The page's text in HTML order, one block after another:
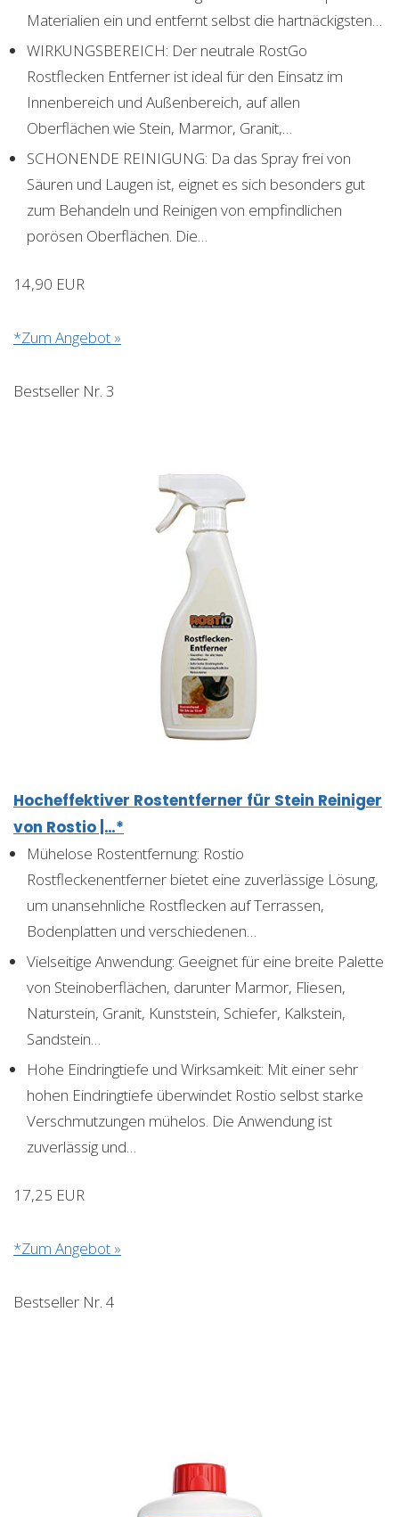
Materialien ein und entfernt selbst die hartnäckigsten…
WIRKUNGSBEREICH: Der neutrale RostGo
Rostflecken Entferner ist ideal für den Einsatz im
Innenbereich und Außenbereich, auf allen
Oberflächen wie Stein, Marmor, Granit,…
SCHONENDE REINIGUNG: Da das Spray frei von
Säuren und Laugen ist, eignet es sich besonders gut
zum Behandeln und Reinigen von empfindlichen
porösen Oberflächen. Die…
14,90 EUR
*Zum Angebot »
Bestseller Nr. 3
Hocheffektiver Rostentferner für Stein Reiniger
von Rostio |…*
Mühelose Rostentfernung: Rostio
Rostfleckenentferner bietet eine zuverlässige Lösung,
um unansehnliche Rostflecken auf Terrassen,
Bodenplatten und verschiedenen…
Vielseitige Anwendung: Geeignet für eine breite Palette
von Steinoberflächen, darunter Marmor, Fliesen,
Naturstein, Granit, Kunststein, Schiefer, Kalkstein,
Sandstein…
Hohe Eindringtiefe und Wirksamkeit: Mit einer sehr
hohen Eindringtiefe überwindet Rostio selbst starke
Verschmutzungen mühelos. Die Anwendung ist
zuverlässig und…
17,25 EUR
*Zum Angebot »
Bestseller Nr. 4